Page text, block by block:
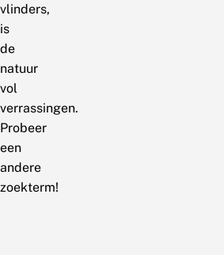
vlinders,
is
de
natuur
vol
verrassingen.
Probeer
een
andere
zoekterm!